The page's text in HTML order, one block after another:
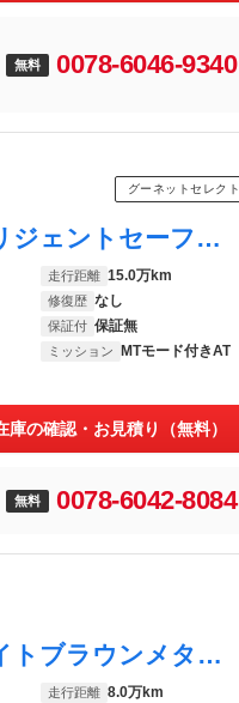
無料 0078-6046-9340
グーネットセレクト
Ｘ５ ｘＤｒｉｖｅ ３５ｄ ｘライン インテリジェントセーフティ ＡＣＣ ＰＤＣ レーンキープアシスト プライドスポットモニター パノラマサンルーフ チャコールレザーシート／ヒーター ソフトクローズドア ＢＭＷアクティブＬＥＤライト
走行距離 15.0万km
修復歴 なし
保証付 保証無
ミッション MTモード付きAT
庫の確認・お見積り（無料）
無料 0078-6042-8084
Ｘ５ ｘＤｒｉｖｅ ３５ｄ ｘライン パイライトブラウンメタリック ＩＮＤＩＶＩＤＵＡＬブラウン革 Ｂａｎｇ＆Ｏｌｕｆｓｅｎ コンフォートＰＫＧ ソフトクローズドア コンフォートシート 全席シートヒーター ＨＵＤ ＡＣＣ ＢＳＭ
走行距離 8.0万km